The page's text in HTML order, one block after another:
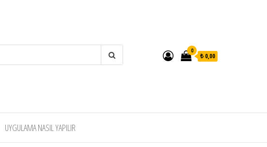
0
₺ 0,00
UYGULAMA NASIL YAPILIR